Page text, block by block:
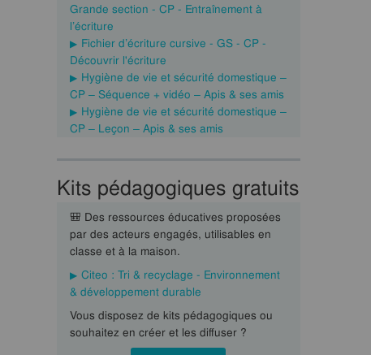
Grande section - CP - Entraînement à
l’écriture
Fichier d’écriture cursive - GS - CP -
Découvrir l'écriture
Hygiène de vie et sécurité domestique –
CP – Séquence + vidéo – Apis & ses amis
Hygiène de vie et sécurité domestique –
CP – Leçon – Apis & ses amis
Kits pédagogiques gratuits
🎒 Des ressources éducatives proposées
par des acteurs engagés, utilisables en
classe et à la maison.
Citeo : Tri & recyclage - Environnement
& développement durable
Vous disposez de kits pédagogiques ou
souhaitez en créer et les diffuser ?